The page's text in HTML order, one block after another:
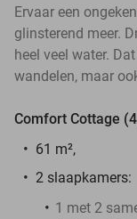
Ervaar een
glinsterend meer.
heel veel water.
wandelen, maar
Comfort Cottage
61 m²,
2 slaapkamers:
1 met 2